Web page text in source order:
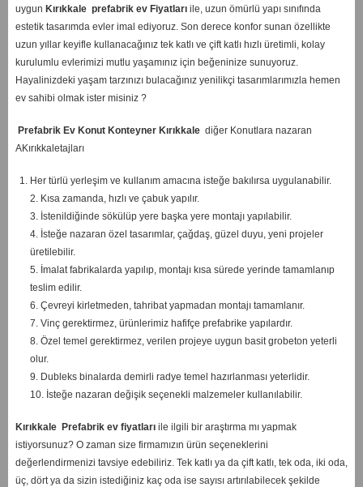
uygun Kırıkkaleprefabrik ev Fiyatları ile, uzun ömürlü yapı sınıfında
estetik tasarımda evler imal ediyoruz. Son derece konfor sunan özellikte
uzun yıllar keyifle kullanacağınız tek katlı ve çift katlı hızlı üretimli, kolay
kurulumlu evlerimizi mutlu yaşamınız için beğeninize sunuyoruz.
Hayalinizdeki yaşam tarzınızı bulacağınız yenilikçi tasarımlarımızla hemen
ev sahibi olmak ister misiniz ?
Prefabrik Ev Konut Konteyner Kırıkkalediğer Konutlara nazaran
AKırıkkaletajları
Her türlü yerleşim ve kullanım amacına isteğe bakılırsa uygulanabilir.
2. Kısa zamanda, hızlı ve çabuk yapılır.
3. İstenildiğinde sökülüp yere başka yere montajı yapılabilir.
4. İsteğe nazaran özel tasarımlar, çağdaş, güzel duyu, yeni projeler
üretilebilir.
5. İmalat fabrikalarda yapılıp, montajı kısa sürede yerinde tamamlanıp
teslim edilir.
6. Çevreyi kirletmeden, tahribat yapmadan montajı tamamlanır.
7. Vinç gerektirmez, ürünlerimiz hafifçe prefabrike yapılardır.
8. Özel temel gerektirmez, verilen projeye uygun basit grobeton yeterli
olur.
9. Dubleks binalarda demirli radye temel hazırlanması yeterlidir.
10. İsteğe nazaran değişik seçenekli malzemeler kullanılabilir.
KırıkkalePrefabrik ev fiyatlarıile ilgili bir araştırma mı yapmak
istiyorsunuz? O zaman size firmamızın ürün seçeneklerini
değerlendirmenizi tavsiye edebiliriz. Tek katlı ya da çift katlı, tek oda, iki oda,
üç, dört ya da sizin istediğiniz kaç oda ise sayısı artırılabilecek şekilde